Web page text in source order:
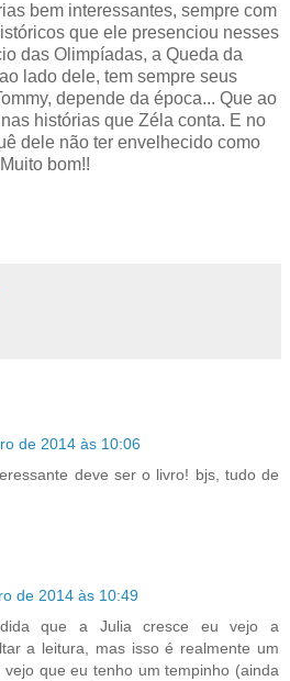
bem interessantes, sempre com
que ele presenciou nesses
das Olimpíadas, a Queda da
lado dele, tem sempre seus
depende da época... Que ao
histórias que Zéla conta. E no
dele não ter envelhecido como
bom!!
de 2014 às 10:06
deve ser o livro! bjs, tudo de
de 2014 às 10:49
que a Julia cresce eu vejo a
a leitura, mas isso é realmente um
que eu tenho um tempinho (ainda